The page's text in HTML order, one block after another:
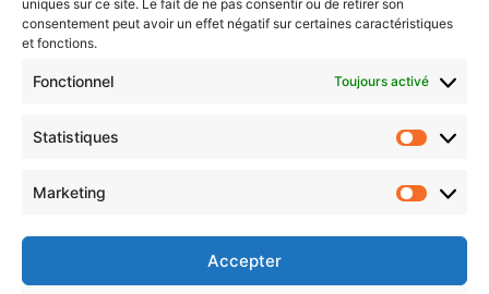
uniques sur ce site. Le fait de ne pas consentir ou de retirer son
consentement peut avoir un effet négatif sur certaines caractéristiques
et fonctions.
Fonctionnel Toujours activé
Statistiques
Marketing
Accepter
Choisissez : matin, soir ou hebdo ?
votre